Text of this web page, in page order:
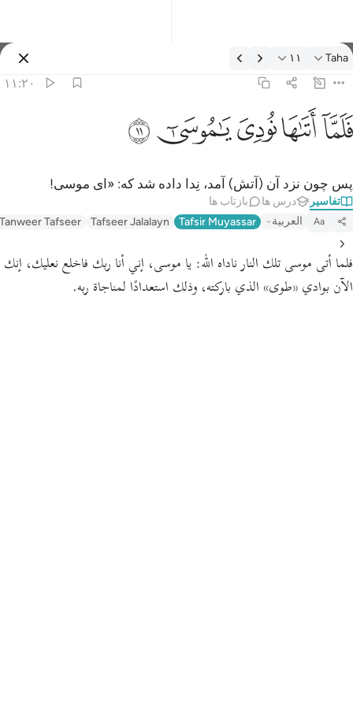
تفسیر: Taha ۱۱:۲۰
Taha ۱۱
۱۱:۲۰
فلما اتاها نودي يا موسى ١١
فَلَمَّآ أَتَىٰهَا نُودِىَ يَـٰمُوسَىٰٓ ١١
ﲵﲶﲷﲸﲹ
پس چون نزد آن (آتش) آمد، نِدا داده شد که: «ای موسی!
تفاسیر درس ها بازتاب ها
Aa العربية Tafsir Muyassar
Tafseer Jalalayn
Tafseer
فلما أتى موسى تلك النار ناداه الله: يا موسى، إني أنا ربك فاخلع نعليك، إنك
الآن بوادي «طوى» الذي باركته، وذلك استعدادًا لمناجاة ربه.